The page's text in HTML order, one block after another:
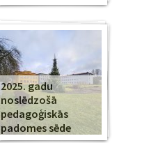
2025. gadu
noslēdzošā
pedagoģiskās
padomes sēde